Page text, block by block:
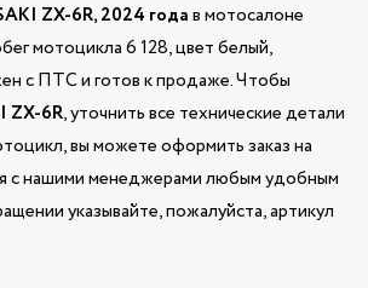
ZX-6R, 2024 годав мотосалоне
мотоцикла 6 128, цвет белый,
с ПТС и готов к продаже. Чтобы
ZX-6R, уточнить все технические детали
вы можете оформить заказ на
с нашими менеджерами любым удобным
указывайте, пожалуйста, артикул